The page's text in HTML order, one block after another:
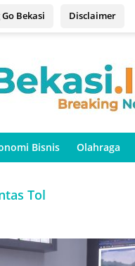
Bekasi Disclaimer
Bisnis Olahraga
Tol